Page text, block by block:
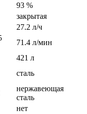
93 %
закрытая
27.2 л/ч
71.4 л/мин
421 л
сталь
нержавеющая
сталь
нет